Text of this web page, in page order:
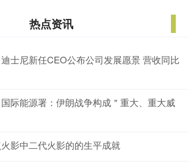
热点资讯
士尼新任CEO公布公司发展愿景 营收同比
际能源署：伊朗战争构成＂重大、重大威
影中二代火影的的生平成就